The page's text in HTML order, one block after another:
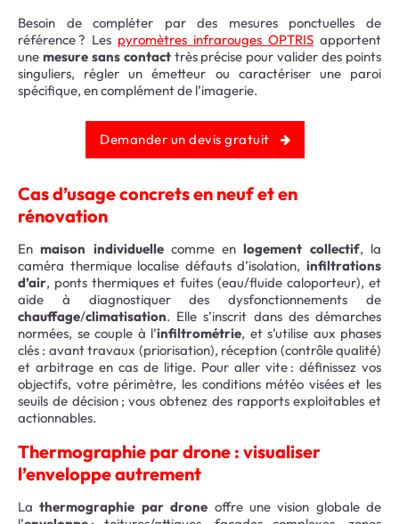
Besoin de compléter par des mesures ponctuelles de
référence ? Les pyromètres infrarouges OPTRIS apportent
une mesure sans contacttrès précise pour valider des points
singuliers, régler un émetteur ou caractériser une paroi
spécifique, en complément de l’imagerie.
Demander un devis gratuit
Cas d’usage concrets en neuf et en
rénovation
Enmaison individuellecomme enlogement collectif, la
caméra thermique localise défauts d’isolation, infiltrations
d’air, ponts thermiques et fuites (eau/fluide caloporteur), et
aide à diagnostiquer des dysfonctionnements de
chauffage/climatisation. Elle s’inscrit dans des démarches
normées, se couple à l’infiltrométrie, et s’utilise aux phases
clés : avant travaux (priorisation), réception (contrôle qualité)
et arbitrage en cas de litige. Pour aller vite : définissez vos
objectifs, votre périmètre, les conditions météo visées et les
seuils de décision ; vous obtenez des rapports exploitables et
actionnables.
Thermographie par drone : visualiser
l’enveloppe autrement
Lathermographie par drone offre une vision globale de